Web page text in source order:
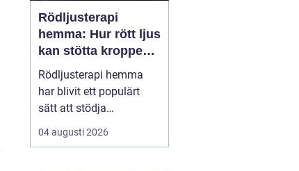
Rödljusterapi
hemma: Hur rött ljus
kan stötta kroppens
återhämtning
Rödljusterapi hemma
har blivit ett populärt
sätt att stödja
återhämtning, hudhälsa
och sömn utan
04 augusti 2026